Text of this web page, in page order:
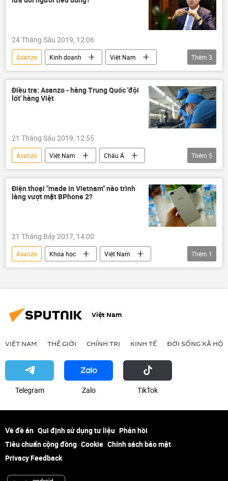
24 Tháng Sáu 2019, 12:06
Asanzo Kinh doanh
Việt Nam
hàng hóa
Trung Quốc buôn lậu
Thêm 3
Điều tra: Asanzo - hàng Trung Quốc 'đội
lốt' hàng Việt
21 Tháng Sáu 2019, 12:55
Asanzo Việt Nam
Châu Á
Thế giới
Thời sự
Xã hội
Trung Quốc
hàng việt
Thêm 5
Điện thoại "made in Vietnam" nào trình
làng vượt mặt BPhone 2?
21 Tháng Bảy 2017, 14:00
Asanzo Khoa học
Việt Nam
Xã hội
Thêm 1
Việt Nam
VIỆT NAM THẾ GIỚI CHÍNH TRỊ KINH TẾ ĐỜI SỐNG XÃ HỘI
Telegram Zalo ТikТоk
Về đề án Qui định sử dụng tư liệu Phản hồi
Tiêu chuẩn cộng đồng Cookie Chính sách bảo mật
Privacy Feedback